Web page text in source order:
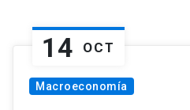
14 OCT
Macroeconomía